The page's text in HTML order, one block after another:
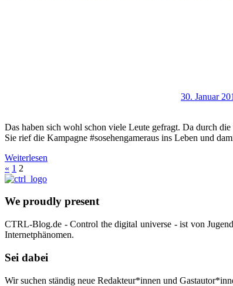
30. Januar
Das haben sich wohl schon viele Leute gefragt. Da durch
Sie rief die Kampagne #sosehengameraus ins Leben und
Weiterlesen
Seitennummerierung
der
Beiträge
« Vorherige
Beiträge
1 2
We proudly present
CTRL-Blog.de - Control the digital universe - ist von
Internetphänomen.
Sei dabei
Wir suchen ständig neue Redakteur*innen und